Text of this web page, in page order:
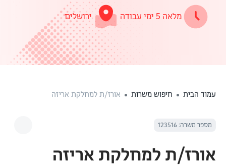
מלאה 5 ימי עבודה ירושלים
עמוד הבית חיפוש משרות אורז/ת למחלקת אריזה
מספר משרה: 123516
אורז/ת למחלקת אריזה